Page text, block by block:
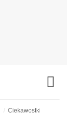
Ciekawostki